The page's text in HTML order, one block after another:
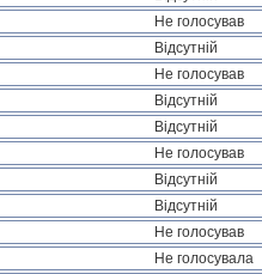
Не голосував
Відсутній
Не голосував
Відсутній
Відсутній
Не голосував
Відсутній
Відсутній
Не голосував
Не голосувала